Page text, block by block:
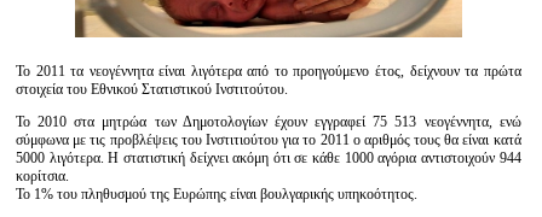
Το 2011 τα νεογέννητα είναι λιγότερα από το προηγούμενο έτος, δείχνουν τα πρώτα
στοιχεία του Εθνικού Στατιστικού Ινστιτούτου.
Το 2010 στα μητρώα των Δημοτολογίων έχουν εγγραφεί 75 513 νεογέννητα, ενώ
σύμφωνα με τις προβλέψεις του Ινστιτιούτου για το 2011 ο αριθμός τους θα είναι κατά
5000 λιγότερα. Η στατιστική δείχνει ακόμη ότι σε κάθε 1000 αγόρια αντιστοιχούν 944
κορίτσια.
Το 1% του πληθυσμού της Ευρώπης είναι βουλγαρικής υπηκοότητος.